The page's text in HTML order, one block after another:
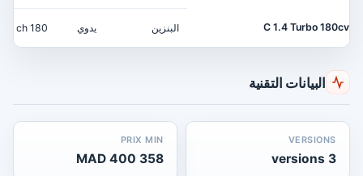
C 1.4 Turbo 180cv البنزين يدوي 180 ch
البيانات التقنية
VERSIONS
3 versions
PRIX MIN
358 400 MAD